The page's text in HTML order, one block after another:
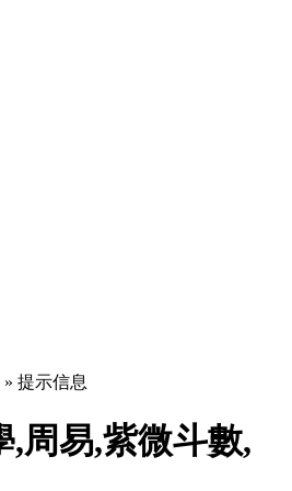
» 提示信息
,周易,紫微斗數,